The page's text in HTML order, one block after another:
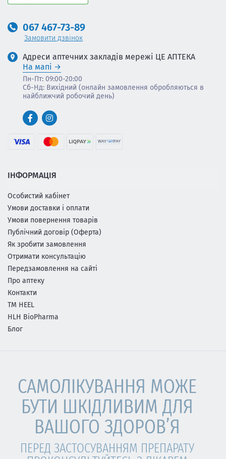
ІНФОРМАЦІЯ
Особистий кабінет
Умови доставки і оплати
Умови повернення товарів
Публічний договір (Оферта)
Як зробити замовлення
Отримати консультацію
Передзамовлення на сайті
Про аптеку
Контакти
ТМ HEEL
HLH BioPharma
Блог
067 467-73-89
Замовити дзвінок
Адреси аптечних закладів мережі ЦЕ АПТЕКА
На мапі
Пн-Пт: 09:00-20:00
Сб-Нд: Вихідний (онлайн замовлення обробляються в
найближчий робочий день)
САМОЛІКУВАННЯ МОЖЕ
БУТИ ШКІДЛИВИМ ДЛЯ
ВАШОГО ЗДОРОВ’Я
ПЕРЕД ЗАСТОСУВАННЯМ ПРЕПАРАТУ